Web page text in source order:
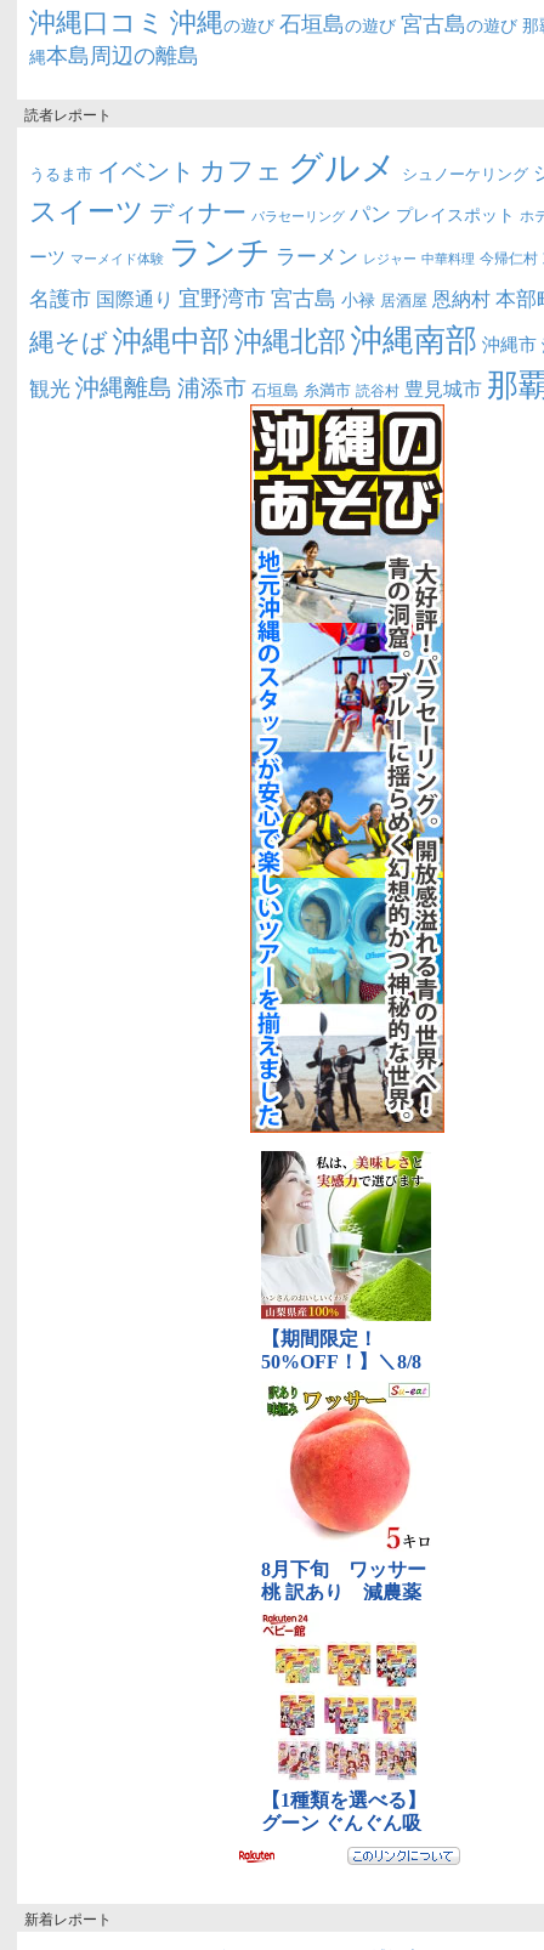
沖縄口コミ 沖縄の遊び 石垣島の遊び 宮古島の遊び 那
縄本島周辺の離島
読者レポート
うるま市 イベント カフェ グルメ シュノーケリング
スイーツ ディナー パラセーリング パン プレイスポット ホ
ーツ マーメイド体験 ランチ ラーメン レジャー 中華料理 今帰仁村
名護市 国際通り 宜野湾市宮古島 小禄 居酒屋 恩納村本部
縄そば沖縄中部沖縄北部沖縄南部 沖縄市
観光沖縄離島 浦添市 石垣島 糸満市 読谷村 豊見城市 那
新着レポート